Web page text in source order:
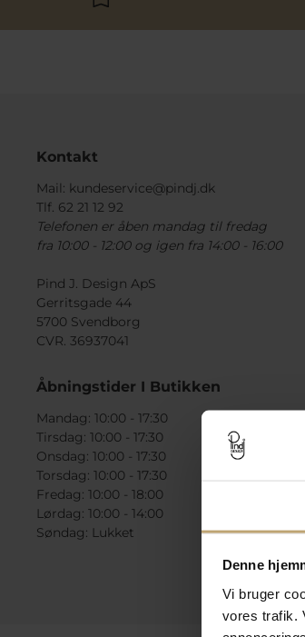
Denne
Vi bruger
vores trafik.
Kontakt
Mail: kundeservice@pindj.dk
Tlf. 62 21 12 92
Telefonen er åben mandag til fredag
fra 10:00 - 12:00 og igen fra 14:00 - 16:00
Pind J. Design ApS
Gerritsgade 44
5700 Svendborg
CVR. 36937041
Åbningstider I Butikken
Mandag: 10:00 - 17:30
Tirsdag: 10:00 - 17:30
Onsdag: 10:00 - 17:30
Torsdag: 10:00 - 17:30
Fredag: 10:00 - 18:00
Lørdag: 10:00 - 14:00
Søndag: Lukket